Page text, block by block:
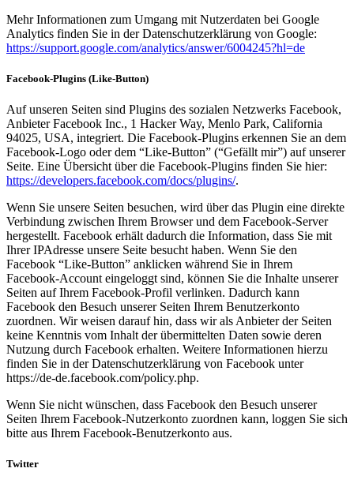
Mehr Informationen zum Umgang mit Nutzerdaten bei Google
Analytics finden Sie in der Datenschutzerklärung von Google:
https://support.google.com/analytics/answer/6004245?hl=de
Facebook-Plugins (Like-Button)
Auf unseren Seiten sind Plugins des sozialen Netzwerks Facebook,
Anbieter Facebook Inc., 1 Hacker Way, Menlo Park, California
94025, USA, integriert. Die Facebook-Plugins erkennen Sie an dem
Facebook-Logo oder dem “Like-Button” (“Gefällt mir”) auf unserer
Seite. Eine Übersicht über die Facebook-Plugins finden Sie hier:
https://developers.facebook.com/docs/plugins/.
Wenn Sie unsere Seiten besuchen, wird über das Plugin eine direkte
Verbindung zwischen Ihrem Browser und dem Facebook-Server
hergestellt. Facebook erhält dadurch die Information, dass Sie mit
Ihrer IPAdresse unsere Seite besucht haben. Wenn Sie den
Facebook “Like-Button” anklicken während Sie in Ihrem
Facebook-Account eingeloggt sind, können Sie die Inhalte unserer
Seiten auf Ihrem Facebook-Profil verlinken. Dadurch kann
Facebook den Besuch unserer Seiten Ihrem Benutzerkonto
zuordnen. Wir weisen darauf hin, dass wir als Anbieter der Seiten
keine Kenntnis vom Inhalt der übermittelten Daten sowie deren
Nutzung durch Facebook erhalten. Weitere Informationen hierzu
finden Sie in der Datenschutzerklärung von Facebook unter
https://de-de.facebook.com/policy.php.
Wenn Sie nicht wünschen, dass Facebook den Besuch unserer
Seiten Ihrem Facebook-Nutzerkonto zuordnen kann, loggen Sie sich
bitte aus Ihrem Facebook-Benutzerkonto aus.
Twitter